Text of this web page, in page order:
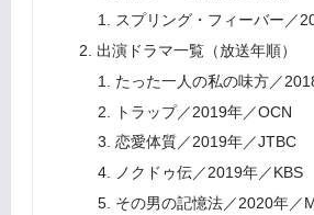
スプリング・フィーバー／
出演ドラマ一覧（放送年順）
たった一人の私の味方／
トラップ／2019年／OCN
恋愛体質／2019年／JTBC
ノクドゥ伝／2019年／KBS
その男の記憶法／2020年／